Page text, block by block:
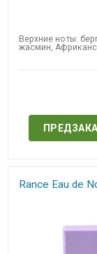
Верхние ноты:
жасмин,
Rance Eau de